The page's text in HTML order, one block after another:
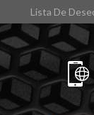
Lista De